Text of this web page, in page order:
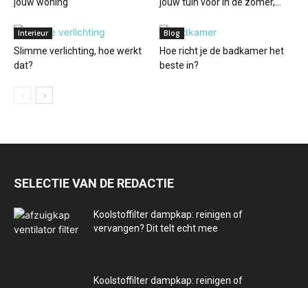
Interieur
Slimme verlichting, hoe werkt
dat?
Blog
Hoe richt je de badkamer het
beste in?
SELECTIE VAN DE REDACTIE
Koolstoffilter dampkap: reinigen of
vervangen? Dit telt echt mee
Koolstoffilter dampkap: reinigen of